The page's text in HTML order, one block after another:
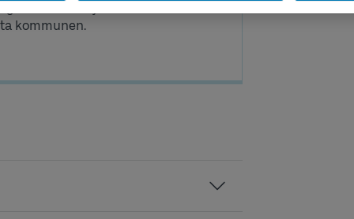
för färdtjänstresan. För
kommunen.